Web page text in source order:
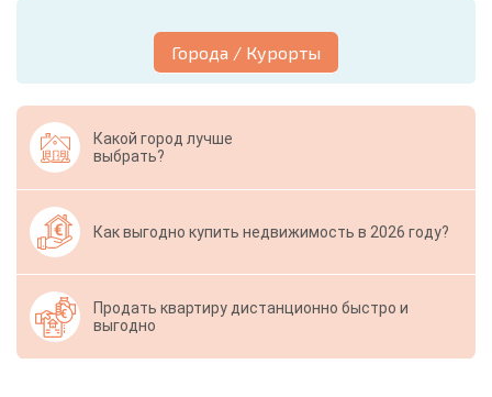
Города / Курорты
Какой город лучше
выбрать?
Как выгодно купить недвижимость в 2026 году?
Продать квартиру дистанционно быстро и
выгодно